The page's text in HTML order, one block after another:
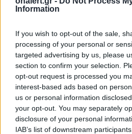
Information
If you wish to opt-out of the sale,
processing of your personal or
targeted advertising by us, please
section to confirm your selection.
opt-out request is processed you
interest-based ads based on
us or personal information
your opt-out. You may separately
disclosure of your personal
IAB’s list of downstream
Patriot στη Σαουδική
Αραβία: Κάθε μήνα
επαναξιολογείται η
ελληνική παρουσία –
Μήνυμα της Αθήνας στο
Ριάντ